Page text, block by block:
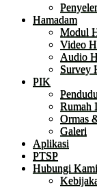
Hamadam
Modul
Video
Audio
Survey
PIK
Rumah
Ormas
Galeri
Aplikasi
PTSP
Hubungi Kami